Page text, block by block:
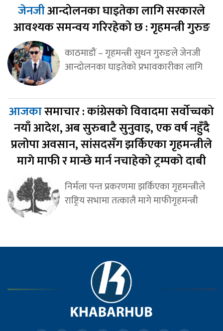
जेनजीआन्दोलनका घाइतेका लागि सरकारले
आवश्यक समन्वय गरिरहेको छ : गृहमन्त्री गुरुङ
काठमाडौं – गृहमन्त्री सुधन गुरुङले जेनजी
आन्दोलनका घाइतेको प्रभावकारीका लागि
आजकासमाचार : कांग्रेसको विवादमा सर्वोच्चको
नयाँ आदेश, अब सुरुबाटै सुनुवाइ, एक वर्ष नहुँदै
प्रलोपा अवसान, सांसदसँग झर्किएका गृहमन्त्रीले
मागे माफी र मान्छे मार्न नचाहेको ट्रम्पको दाबी
निर्मला पन्त प्रकरणमा झर्किएका गृहमन्त्रीले
राष्ट्रिय सभामा तत्कालै मागे माफीगृहमन्त्री